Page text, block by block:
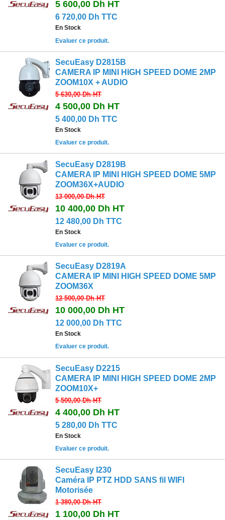
5 600,00 Dh HT
6 720,00 Dh TTC
En Stock
Evaluer ce produit.
SecuEasy D2815B
CAMERA IP MINI HIGH SPEED DOME 2MP
ZOOM10X + AUDIO
5 630,00 DhHT
4 500,00 Dh HT
5 400,00 Dh TTC
En Stock
Evaluer ce produit.
SecuEasy D2819B
CAMERA IP MINI HIGH SPEED DOME 5MP
ZOOM36X+AUDIO
13 000,00 DhHT
10 400,00 Dh HT
12 480,00 Dh TTC
En Stock
Evaluer ce produit.
SecuEasy D2819A
CAMERA IP MINI HIGH SPEED DOME 5MP
ZOOM36X
12 500,00 DhHT
10 000,00 Dh HT
12 000,00 Dh TTC
En Stock
Evaluer ce produit.
SecuEasy D2215
CAMERA IP MINI HIGH SPEED DOME 2MP
ZOOM10X+
5 500,00 DhHT
4 400,00 Dh HT
5 280,00 Dh TTC
En Stock
Evaluer ce produit.
SecuEasy I230
Caméra IP PTZ HDD SANS fil WIFI
Motorisée
1 380,00 DhHT
1 100,00 Dh HT